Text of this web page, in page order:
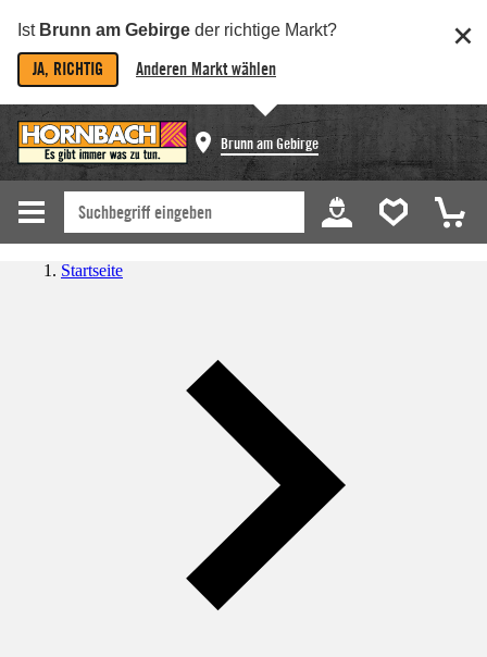
Ist Brunn am Gebirge der richtige Markt?
JA, RICHTIG Anderen Markt wählen
Brunn am Gebirge
Startseite